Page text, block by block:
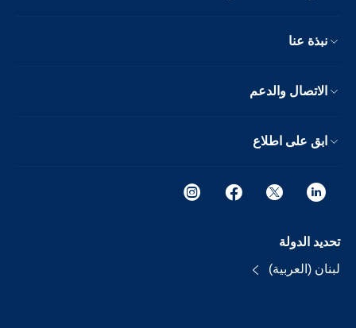
نبذة عنا
الاتصال والدعم
ابق على اطلاع
تحديد الدولة
لبنان (العربية)